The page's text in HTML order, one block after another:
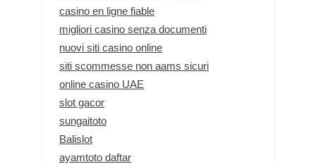
casino en ligne fiable
migliori casino senza documenti
nuovi siti casino online
siti scommesse non aams sicuri
online casino UAE
slot gacor
sungaitoto
Balislot
ayamtoto daftar